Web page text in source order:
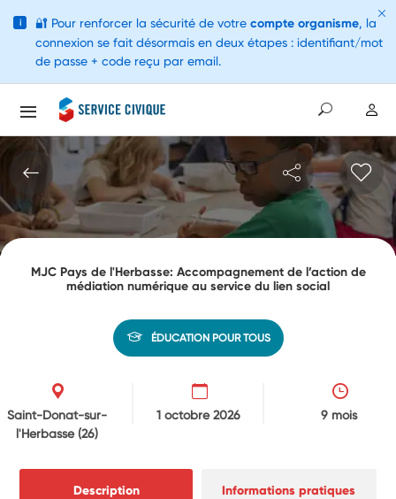
MJC Pays de l'Herbasse: Accompagnement de l’action de
médiation numérique au service du lien social
ÉDUCATION POUR TOUS
Saint-Donat-sur-
l'Herbasse(26)
1 octobre 2026 9 mois
Description Informations pratiques
i 🔐 Pour renforcer la sécurité de votre compte organisme, la
connexion se fait désormais en deux étapes : identifiant/mot
de passe + code reçu par email.